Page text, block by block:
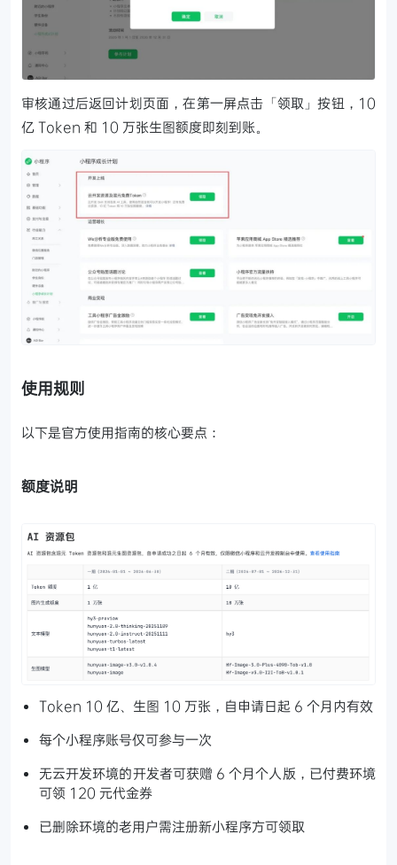
审核通过后返回计划页面，在第一屏点击「领取」按钮，10
亿 Token 和 10 万张生图额度即刻到账。
使用规则
以下是官方使用指南的核心要点：
额度说明
Token 10 亿、生图 10 万张，自申请日起 6 个月内有效
每个小程序账号仅可参与一次
无云开发环境的开发者可获赠 6 个月个人版，已付费环境
可领 120 元代金券
已删除环境的老用户需注册新小程序方可领取